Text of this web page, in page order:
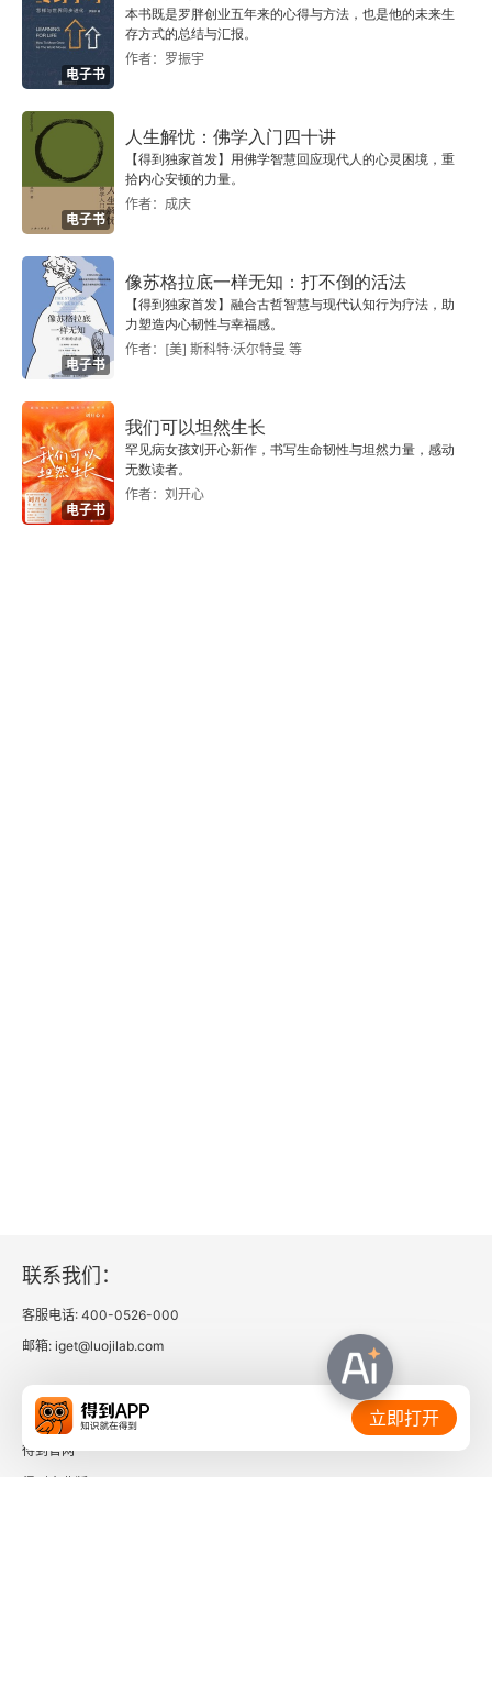
活动三：安睡吧，宝贝
活动四：能干的我
活动五：我爱书宝宝
活动六：分果果
效果评估
心智培养篇
小测验
活动一：敲敲打打嗨起来
活动二：积木真好玩
活动三：逛逛动物园
附录A
附录B
附录C
附录D
电子书
本书既是罗胖创业五年来的心得与方法，也是他的未来生
存方式的总结与汇报。
作者：罗振宇
电子书
人生解忧：佛学入门四十讲
【得到独家首发】用佛学智慧回应现代人的心灵困境，重
拾内心安顿的力量。
作者：成庆
电子书
像苏格拉底一样无知：打不倒的活法
【得到独家首发】融合古哲智慧与现代认知行为疗法，助
力塑造内心韧性与幸福感。
作者：[美] 斯科特·沃尔特曼 等
电子书
我们可以坦然生长
罕见病女孩刘开心新作，书写生命韧性与坦然力量，感动
无数读者。
作者：刘开心
联系我们：
客服电话: 400-0526-000
邮箱: iget@luojilab.com
相关链接：
得到官网
立即打开